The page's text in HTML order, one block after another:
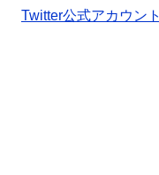
Twitter公式アカウント